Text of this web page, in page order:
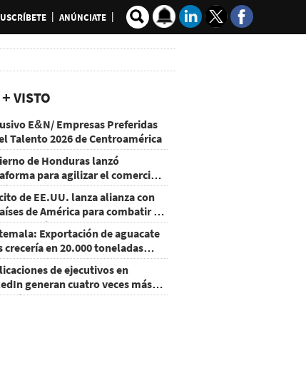
ANÚNCIATE
VISTO
E&N/ Empresas Preferidas
Talento 2026 de Centroamérica
de Honduras lanzó
para agilizar el comercio
de EE.UU. lanza alianza con
de América para combatir el
organizado
Exportación de aguacate
crecería en 20.000 toneladas
2028
de ejecutivos en
generan cuatro veces más